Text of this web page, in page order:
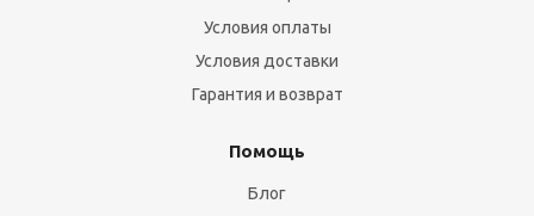
Условия оплаты
Условия доставки
Гарантия и возврат
Помощь
Блог